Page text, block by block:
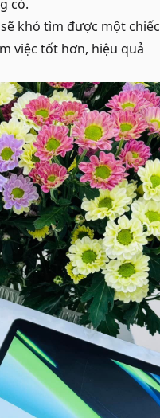
có.
khó tìm được một chiếc
việc tốt hơn, hiệu quả